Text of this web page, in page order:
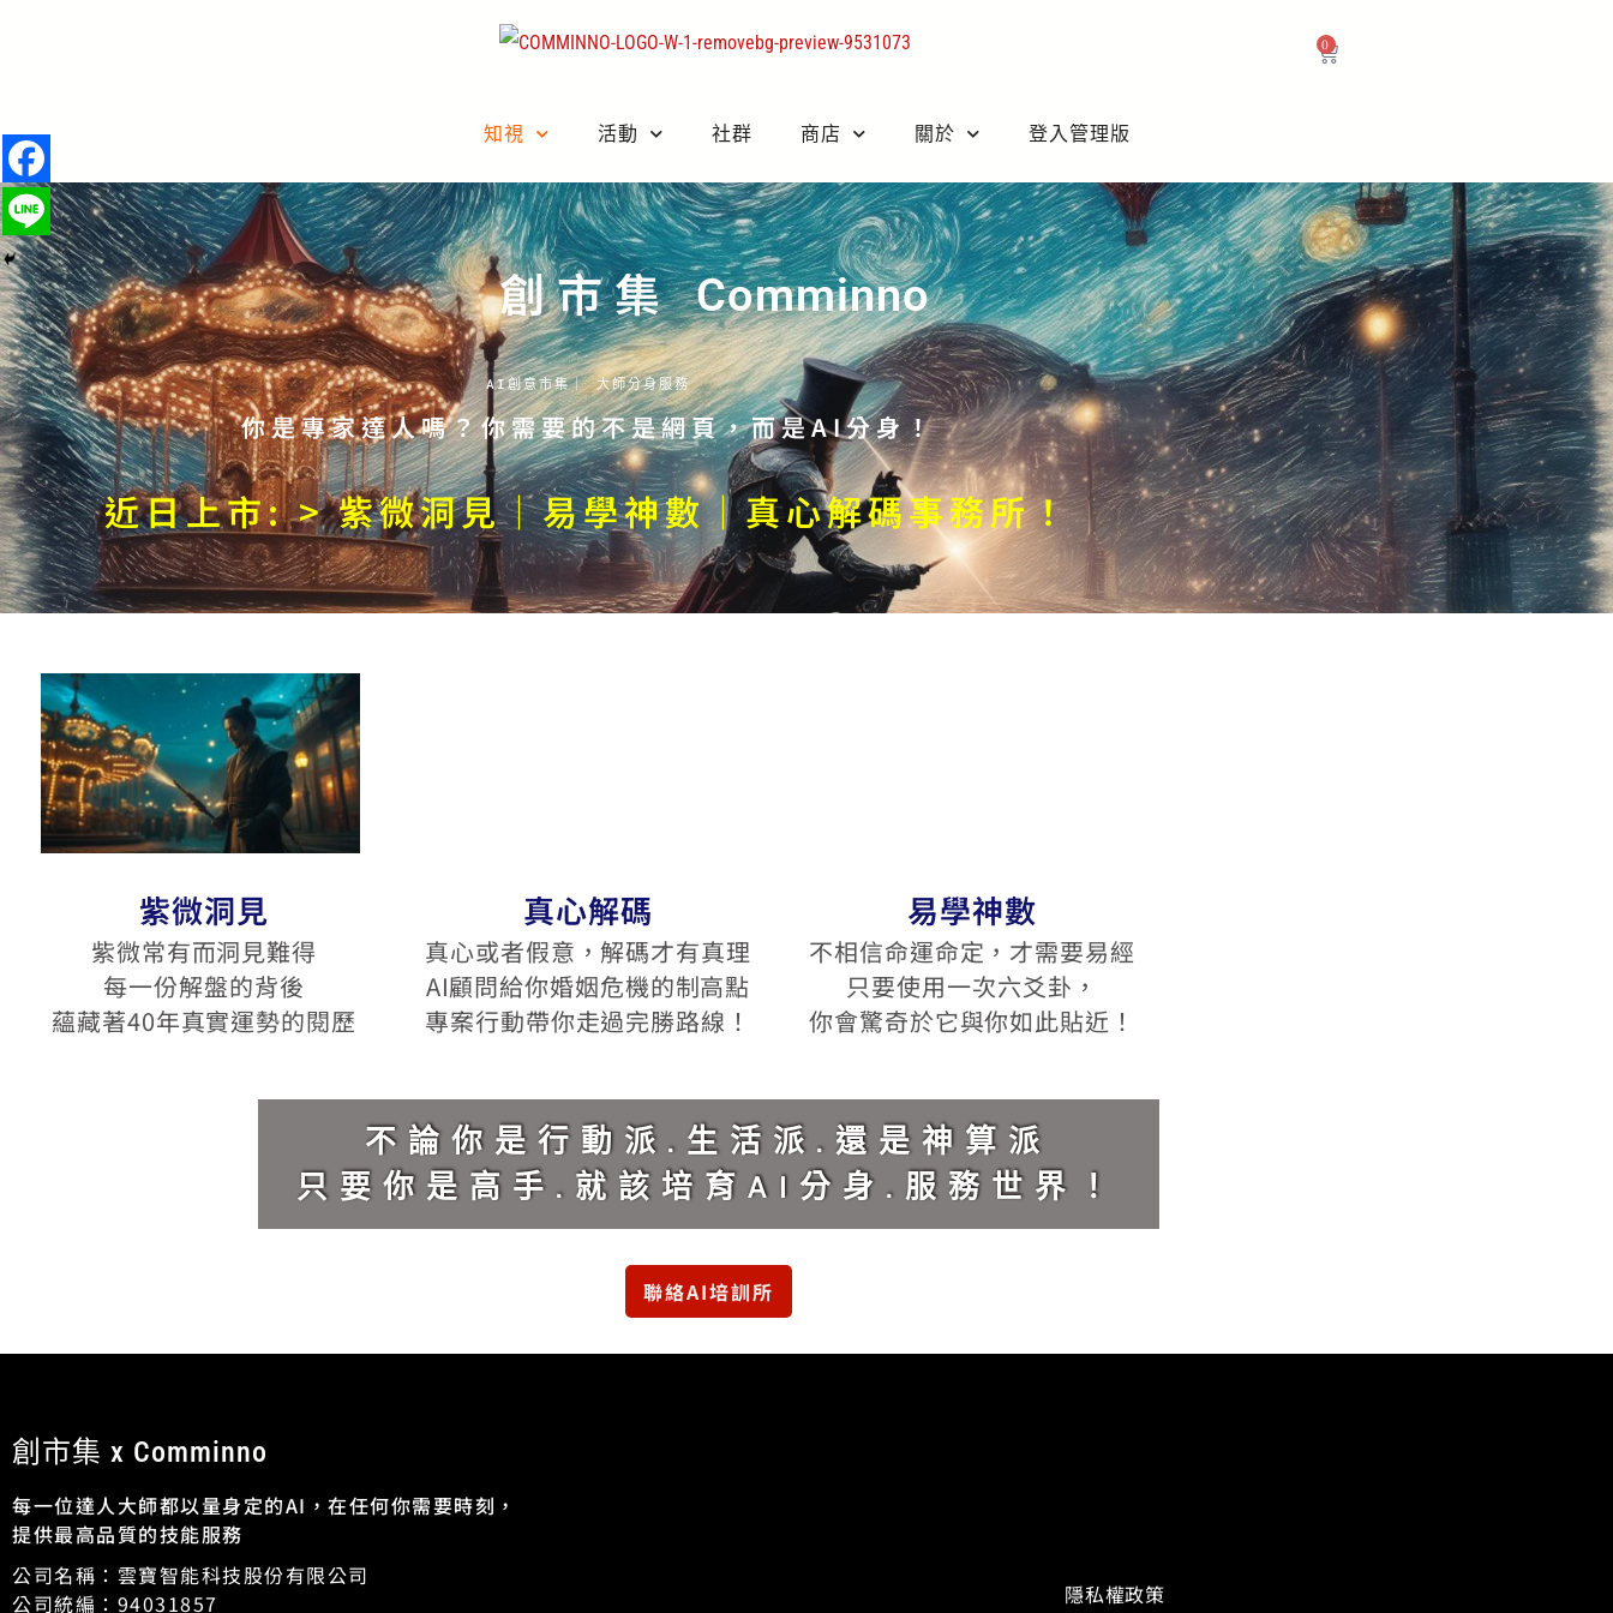
0
知視 活動 社群 商店 關於 登入管理版
創市集 Comminno
AI創意市集｜ 大師分身服務
你是專家達人嗎？你需要的不是網頁，而是AI分身！
近日上市: > 紫微洞見｜易學神數｜真心解碼事務所！
紫微洞見
紫微常有而洞見難得
每一份解盤的背後
蘊藏著40年真實運勢的閱歷
真心解碼
真心或者假意，解碼才有真理
AI顧問給你婚姻危機的制高點
專案行動帶你走過完勝路線！
易學神數
不相信命運命定，才需要易經
只要使用一次六爻卦，
你會驚奇於它與你如此貼近！
不論你是行動派.生活派.還是神算派
只要你是高手.就該培育AI分身.服務世界！
聯絡AI培訓所
創市集 x Comminno
每一位達人大師都以量身定的AI，在任何你需要時刻，
提供最高品質的技能服務
公司名稱：雲寶智能科技股份有限公司
公司統編：94031857
隱私權政策